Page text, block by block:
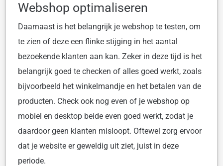
Webshop optimaliseren
Daarnaast is het belangrijk je webshop te testen, om
te zien of deze een flinke stijging in het aantal
bezoekende klanten aan kan. Zeker in deze tijd is het
belangrijk goed te checken of alles goed werkt, zoals
bijvoorbeeld het winkelmandje en het betalen van de
producten. Check ook nog even of je webshop op
mobiel en desktop beide even goed werkt, zodat je
daardoor geen klanten misloopt. Oftewel zorg ervoor
dat je website er geweldig uit ziet, juist in deze
periode.